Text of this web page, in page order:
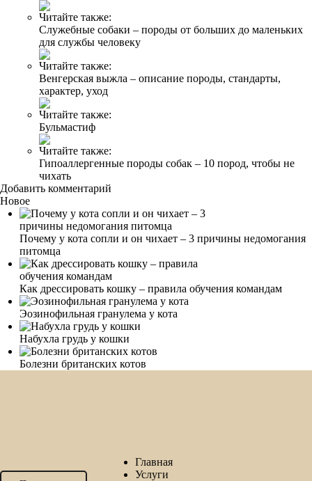
Читайте также:
Служебные собаки – породы от больших до маленьких
для службы человеку
Читайте также:
Венгерская выжла – описание породы, стандарты,
характер, уход
Читайте также:
Бульмастиф
Читайте также:
Гипоаллергенные породы собак – 10 пород, чтобы не
чихать
Добавить комментарий
Новое
Почему у кота сопли и он чихает – 3 причины недомогания
питомца
Как дрессировать кошку – правила обучения командам
Эозинофильная гранулема у кота
Набухла грудь у кошки
Болезни британских котов
Главная
Услуги